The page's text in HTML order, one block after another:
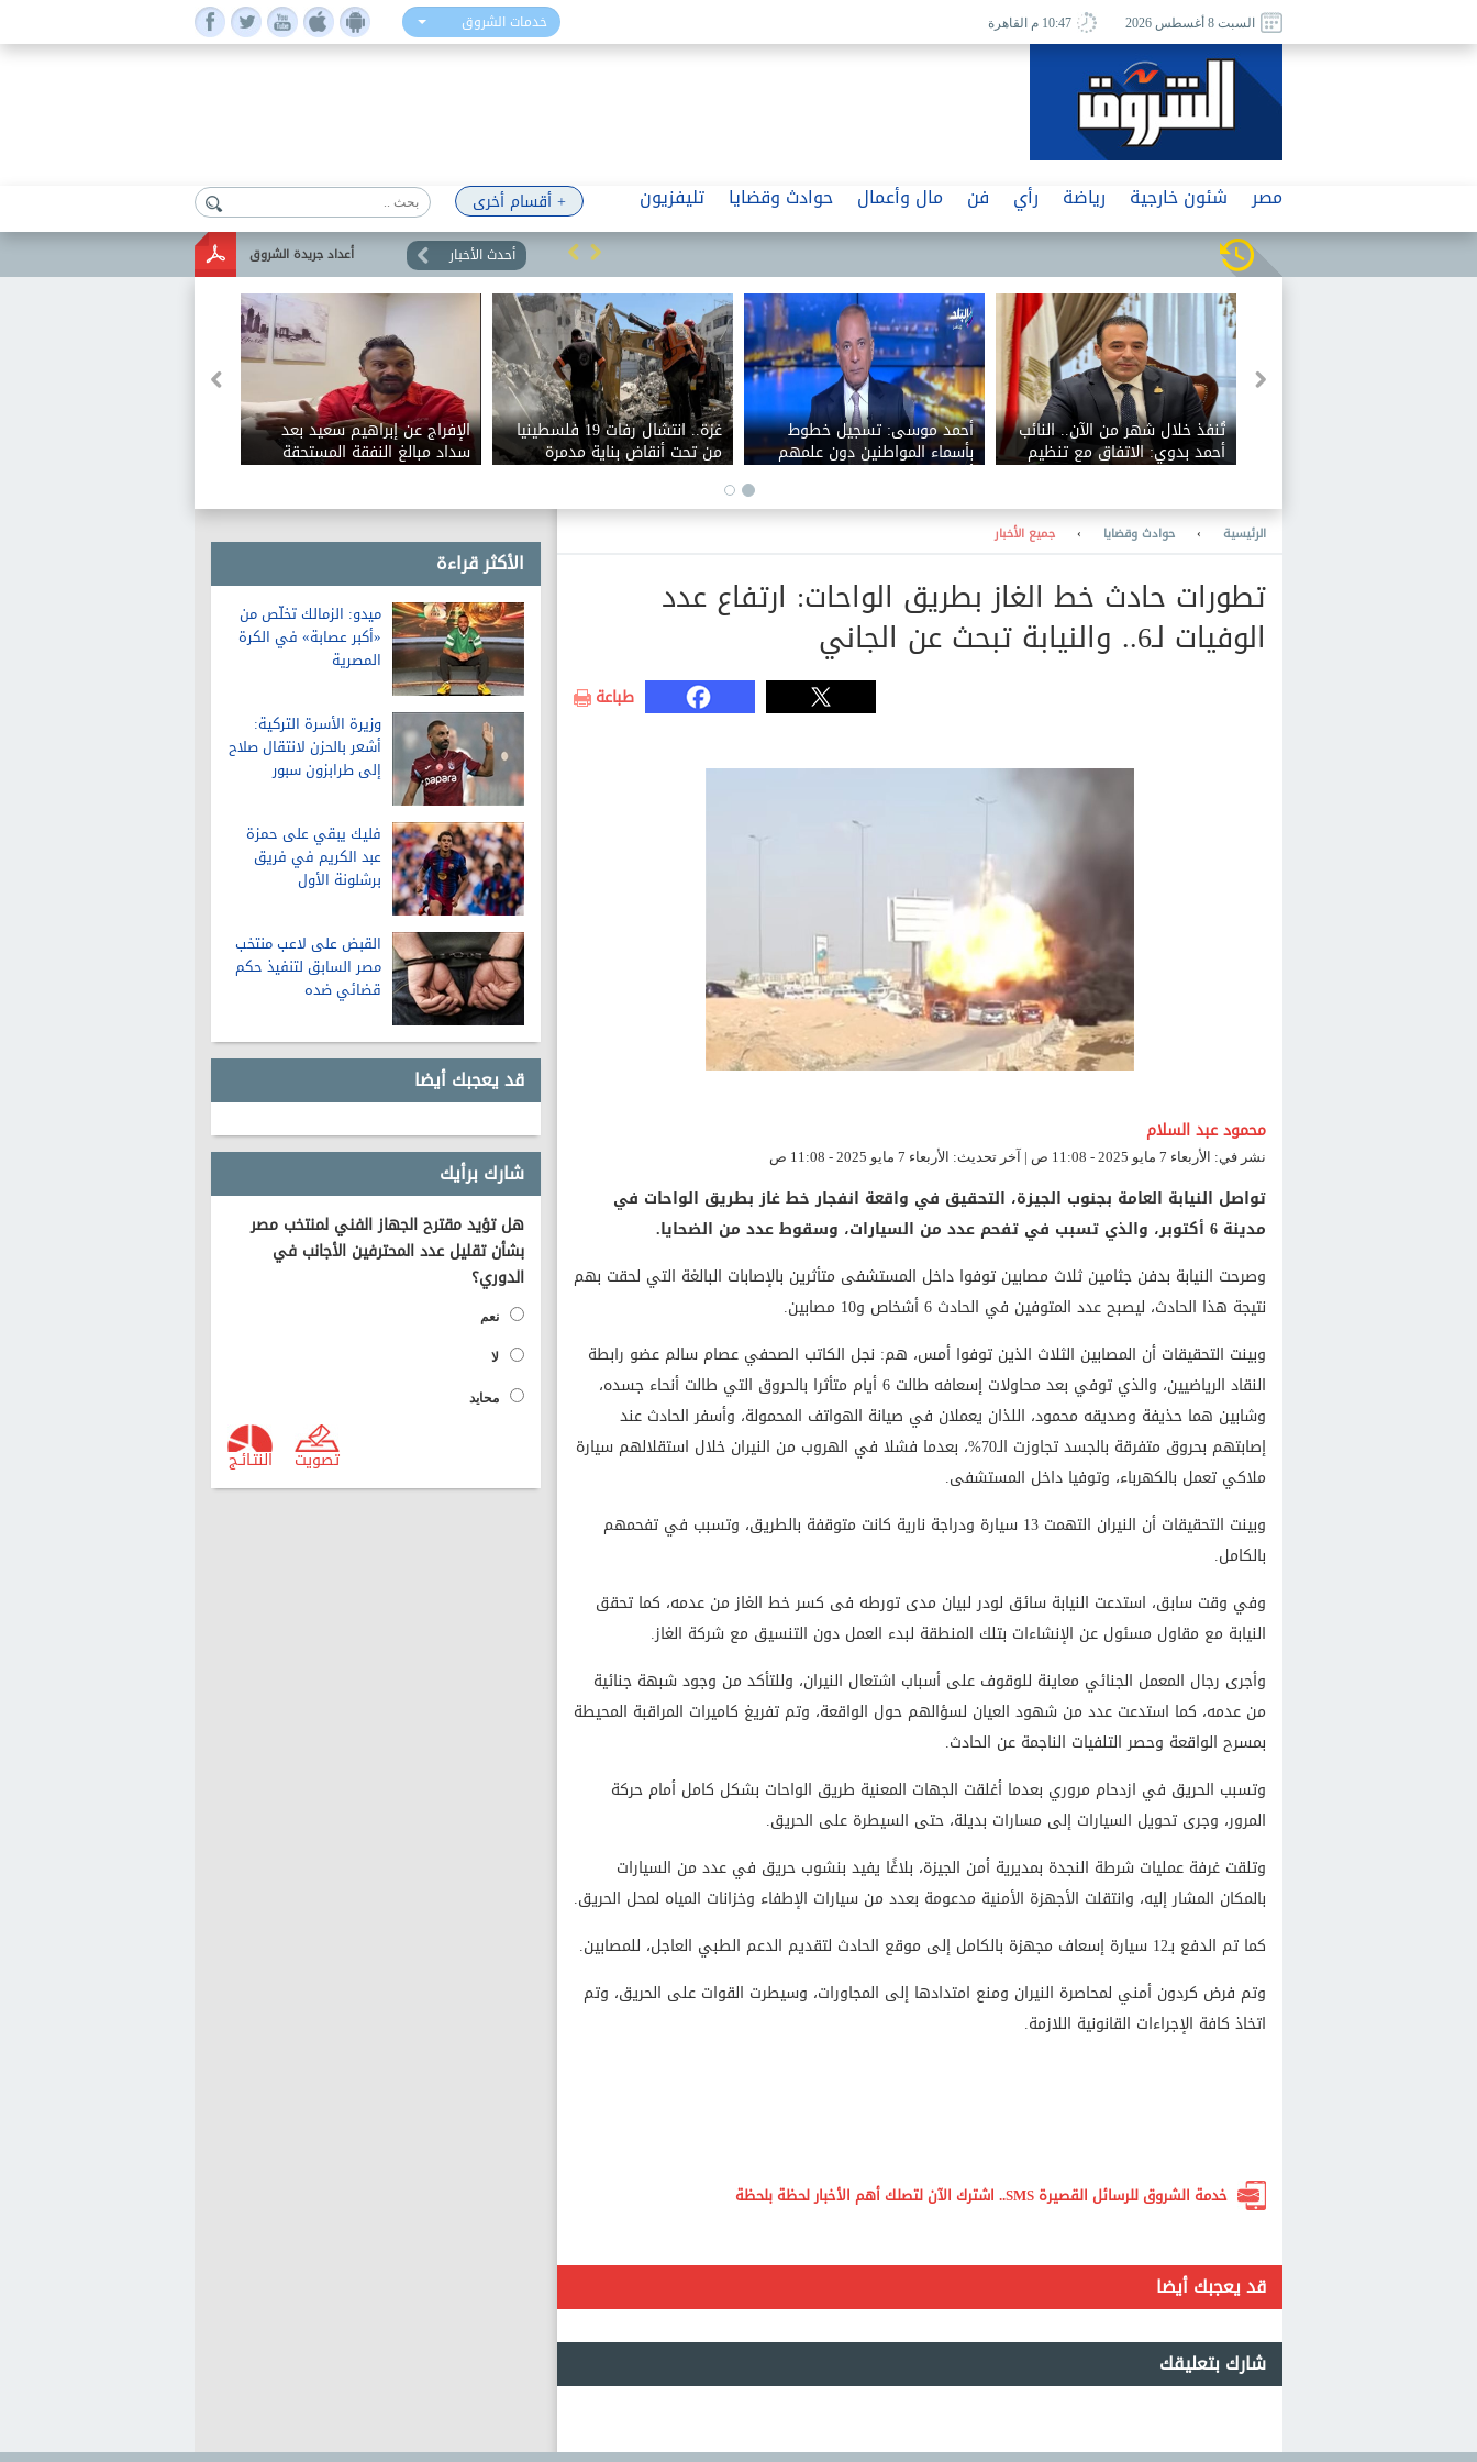
خدمات الشروق السبت 8 أغسطس 2026 10:47 م القاهرة
+ أقسام أخرى مصر شئون خارجية رياضة رأي فن مال وأعمال حوادث وقضايا تليفزيون
أعداد جريدة الشروق أحدث الأخبار
تُنفذ خلال شهر من الآن.. النائب
أحمد بدوي: الاتفاق مع تنظيم
الاتصالات على تفعيل شرائح
أحمد موسى: تسجيل خطوط
بأسماء المواطنين دون علمهم
أمر خطير.. فين وزير الاتصالات؟
غزة.. انتشال رفات 19 فلسطينيا
من تحت أنقاض بناية مدمرة
الإفراج عن إبراهيم سعيد بعد
سداد مبالغ النفقة المستحقة
لطليقته
الأكثر قراءة
ميدو: الزمالك تخلّص من
«أكبر عصابة» في الكرة
المصرية
وزيرة الأسرة التركية:
أشعر بالحزن لانتقال صلاح
إلى طرابزون سبور
فليك يبقي على حمزة
عبد الكريم في فريق
برشلونة الأول
القبض على لاعب منتخب
مصر السابق لتنفيذ حكم
قضائي ضده
قد يعجبك أيضا
شارك برأيك
هل تؤيد مقترح الجهاز الفني لمنتخب مصر
بشأن تقليل عدد المحترفين الأجانب في
الدوري؟
نعم
لا
محايد
النتـائـج تصويت
الرئيسية › حوادث وقضايا › جميع الأخبار
تطورات حادث خط الغاز بطريق الواحات: ارتفاع عدد
الوفيات لـ6.. والنيابة تبحث عن الجاني
طباعة
محمود عبد السلام
نشر في: الأربعاء 7 مايو 2025 - 11:08 ص | آخر تحديث: الأربعاء 7 مايو 2025 - 11:08 ص
تواصل النيابة العامة بجنوب الجيزة، التحقيق في واقعة انفجار خط غاز بطريق الواحات في
مدينة 6 أكتوبر، والذي تسبب في تفحم عدد من السيارات، وسقوط عدد من الضحايا.
وصرحت النيابة بدفن جثامين ثلاث مصابين توفوا داخل المستشفى متأثرين بالإصابات البالغة التي لحقت بهم
نتيجة هذا الحادث، ليصبح عدد المتوفين في الحادث 6 أشخاص و10 مصابين.
وبينت التحقيقات أن المصابين الثلاث الذين توفوا أمس، هم: نجل الكاتب الصحفي عصام سالم عضو رابطة
النقاد الرياضيين، والذي توفي بعد محاولات إسعافه طالت 6 أيام متأثرا بالحروق التي طالت أنحاء جسده،
وشابين هما حذيفة وصديقه محمود، اللذان يعملان في صيانة الهواتف المحمولة، وأسفر الحادث عند
إصابتهم بحروق متفرقة بالجسد تجاوزت الـ70%، بعدما فشلا في الهروب من النيران خلال استقلالهم سيارة
ملاكي تعمل بالكهرباء، وتوفيا داخل المستشفى.
وبينت التحقيقات أن النيران التهمت 13 سيارة ودراجة نارية كانت متوقفة بالطريق، وتسبب في تفحمهم
بالكامل.
وفي وقت سابق، استدعت النيابة سائق لودر لبيان مدى تورطه فى كسر خط الغاز من عدمه، كما تحقق
النيابة مع مقاول مسئول عن الإنشاءات بتلك المنطقة لبدء العمل دون التنسيق مع شركة الغاز.
وأجرى رجال المعمل الجنائي معاينة للوقوف على أسباب اشتعال النيران، وللتأكد من وجود شبهة جنائية
من عدمه، كما استدعت عدد من شهود العيان لسؤالهم حول الواقعة، وتم تفريغ كاميرات المراقبة المحيطة
بمسرح الواقعة وحصر التلفيات الناجمة عن الحادث.
وتسبب الحريق في ازدحام مروري بعدما أغلقت الجهات المعنية طريق الواحات بشكل كامل أمام حركة
المرور، وجرى تحويل السيارات إلى مسارات بديلة، حتى السيطرة على الحريق.
وتلقت غرفة عمليات شرطة النجدة بمديرية أمن الجيزة، بلاغًا يفيد بنشوب حريق في عدد من السيارات
بالمكان المشار إليه، وانتقلت الأجهزة الأمنية مدعومة بعدد من سيارات الإطفاء وخزانات المياه لمحل الحريق.
كما تم الدفع بـ12 سيارة إسعاف مجهزة بالكامل إلى موقع الحادث لتقديم الدعم الطبي العاجل، للمصابين.
وتم فرض كردون أمني لمحاصرة النيران ومنع امتدادها إلى المجاورات، وسيطرت القوات على الحريق، وتم
اتخاذ كافة الإجراءات القانونية اللازمة.
خدمة الشروق للرسائل القصيرة SMS.. اشترك الآن لتصلك أهم الأخبار لحظة بلحظة
قد يعجبك أيضا
شارك بتعليقك